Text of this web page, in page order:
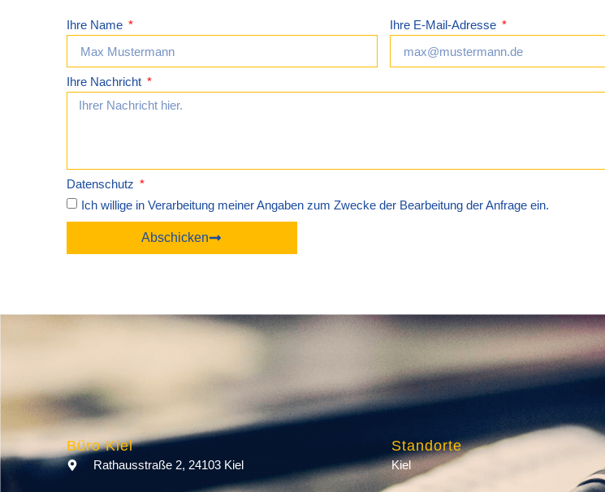
Ihre Name Ihre E-Mail-Adresse
Ihre Nachricht
Datenschutz
Ich willige in Verarbeitung meiner Angaben zum Zwecke der Bearbeitung der Anfrage ein.
Abschicken
Büro Kiel
Rathausstraße 2, 24103 Kiel
Standorte
Kiel